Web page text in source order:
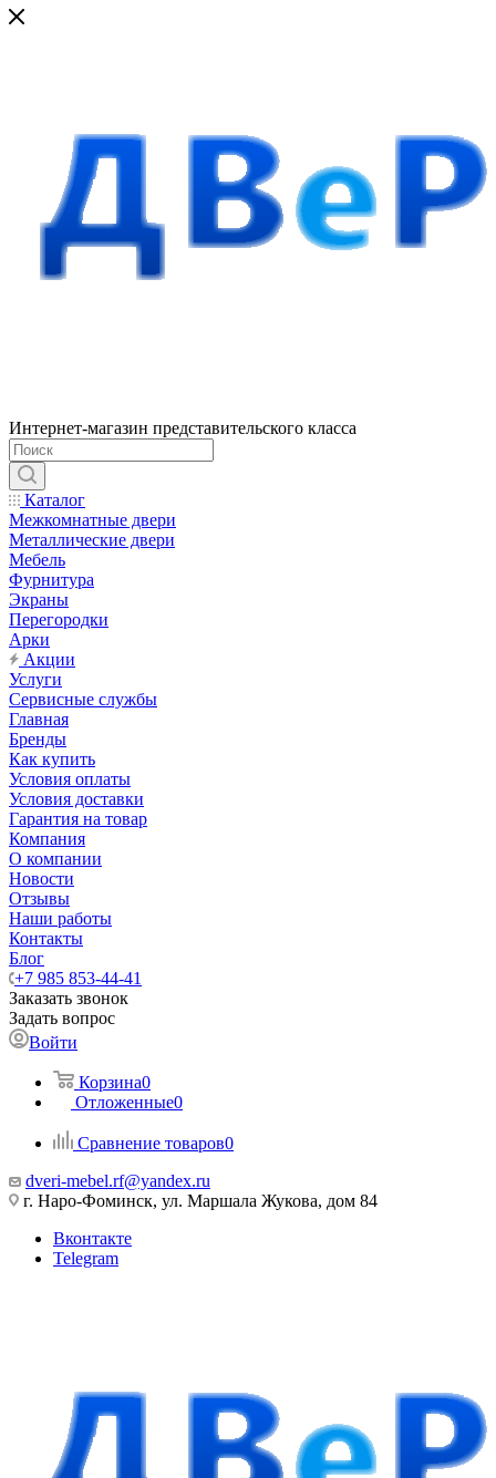
Интернет-магазин представительского класса
Каталог
Межкомнатные двери
Металлические двери
Мебель
Фурнитура
Экраны
Перегородки
Арки
Акции
Услуги
Сервисные службы
Главная
Бренды
Как купить
Условия оплаты
Условия доставки
Гарантия на товар
Компания
О компании
Новости
Отзывы
Наши работы
Контакты
Блог
+7 985 853-44-41
Заказать звонок
Задать вопрос
Войти
Корзина0
Отложенные0
Сравнение товаров0
dveri-mebel.rf@yandex.ru
г. Наро-Фоминск, ул. Маршала Жукова, дом 84
Вконтакте
Telegram